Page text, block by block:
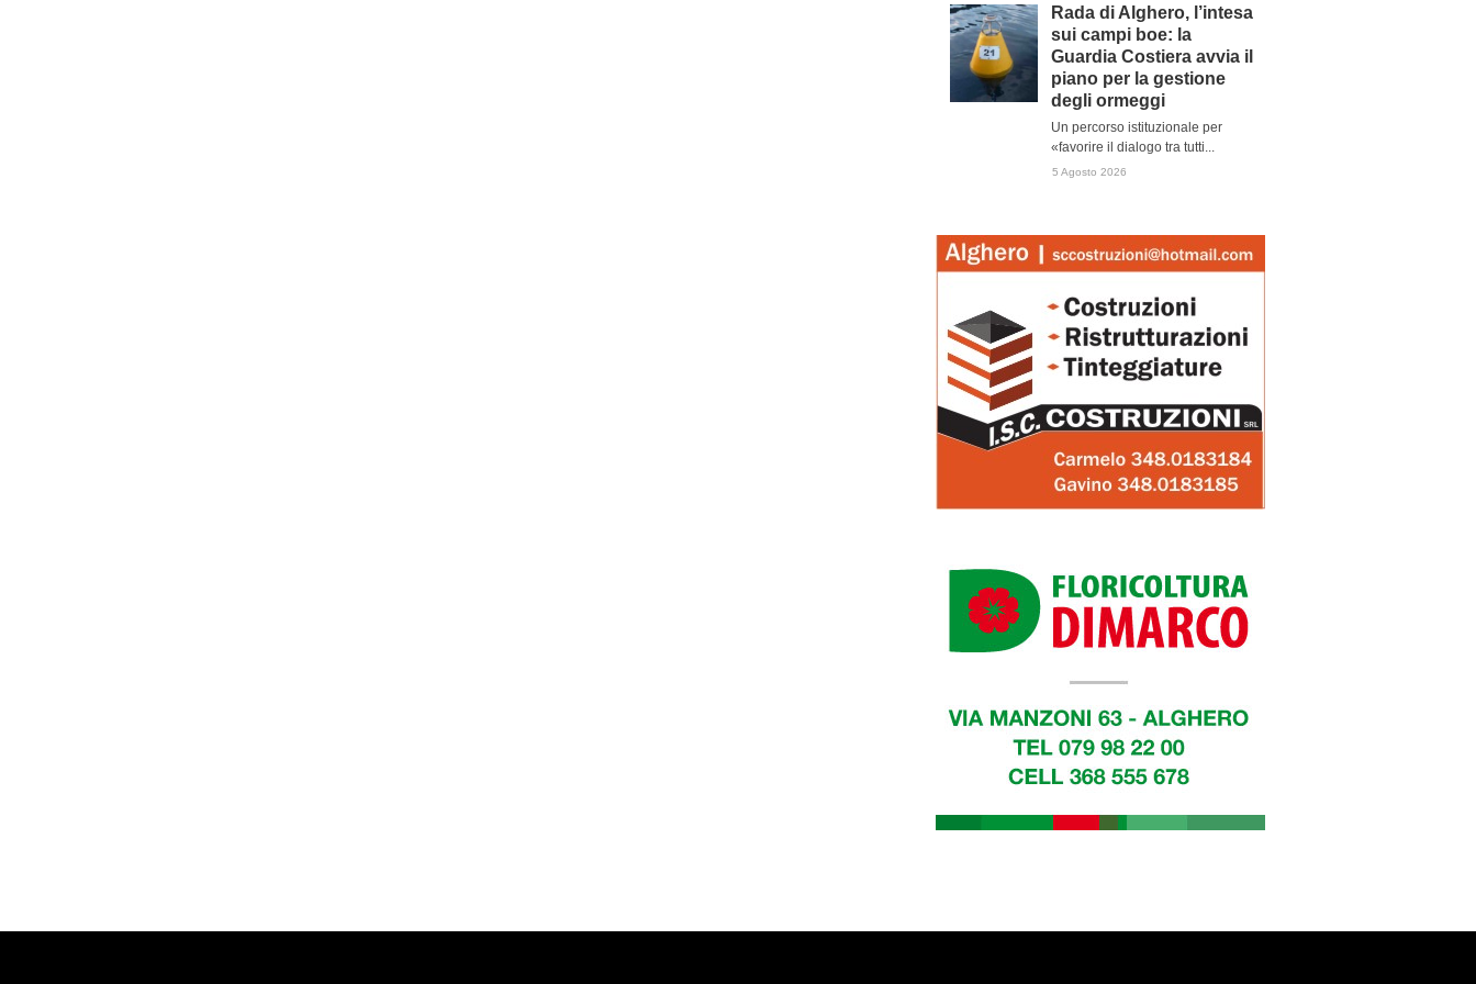
Rada di Alghero, l’intesa
sui campi boe: la
Guardia Costiera avvia il
piano per la gestione
degli ormeggi
Un percorso istituzionale per
«favorire il dialogo tra tutti...
5 Agosto 2026